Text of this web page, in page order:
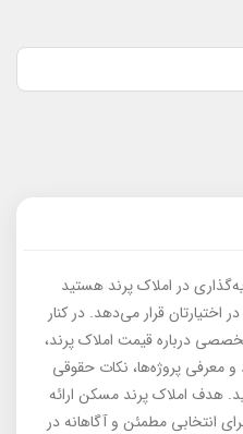
در املاک پرند هستید
اختیارتان قرار می‌دهد. در کنار
درباره قیمت املاک پرند،
معرفی پروژه‌ها، نکات حقوقی
هدف املاک پرند مسکن ارائه
انتخابی مطمئن و آگاهانه در